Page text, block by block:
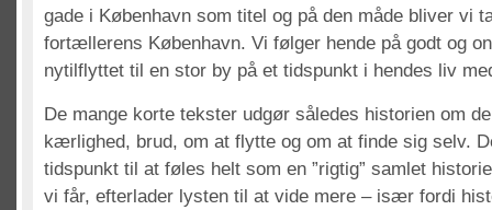
gade i København som titel og på den måde bliver vi
fortællerens København. Vi følger hende på godt og
nytilflyttet til en stor by på et tidspunkt i hendes liv
De mange korte tekster udgør således historien om
kærlighed, brud, om at flytte og om at finde sig selv.
tidspunkt til at føles helt som en ”rigtig” samlet
vi får, efterlader lysten til at vide mere – især fordi